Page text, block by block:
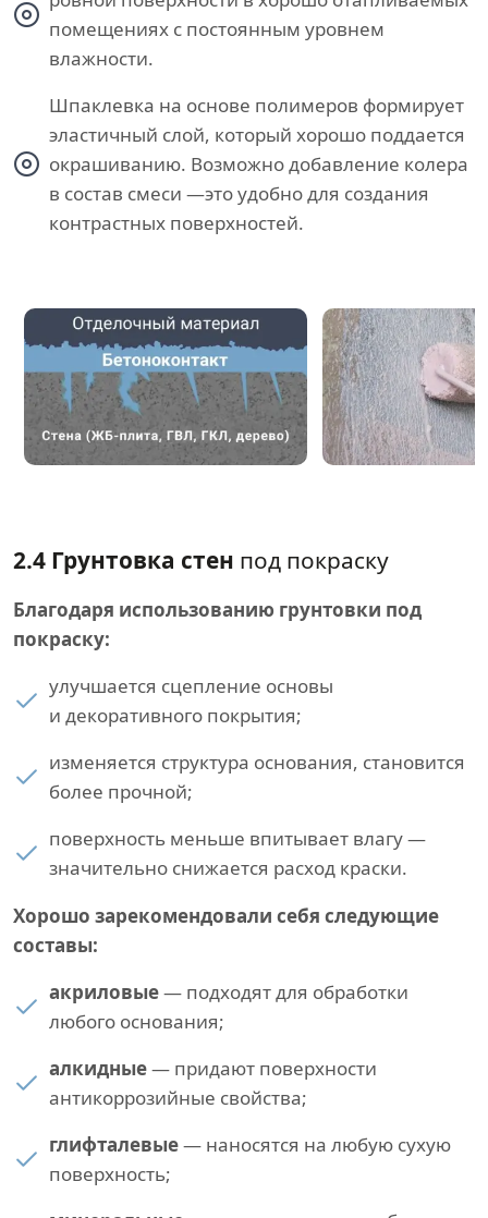
помещениях с постоянным уровнем
влажности.
Шпаклевка на основе полимеров формирует
эластичный слой, который хорошо поддается
окрашиванию. Возможно добавление колера
в состав смеси —это удобно для создания
контрастных поверхностей.
2.4 Грунтовка стен под покраску
Благодаря использованию грунтовки под
покраску:
улучшается сцепление основы
и декоративного покрытия;
изменяется структура основания, становится
более прочной;
поверхность меньше впитывает влагу —
значительно снижается расход краски.
Хорошо зарекомендовали себя следующие
составы:
акриловые— подходят для обработки
любого основания;
алкидные— придают поверхности
антикоррозийные свойства;
глифталевые— наносятся на любую сухую
поверхность;